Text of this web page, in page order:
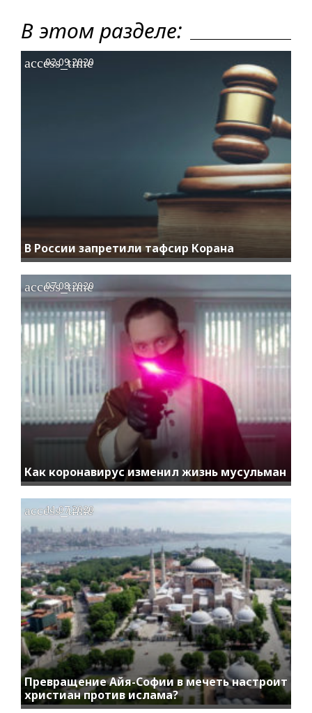
В этом разделе:
В России запретили тафсир Корана
access_time
02.09.2020
Как коронавирус изменил жизнь мусульман
access_time
07.08.2020
Превращение Айя-Софии в мечеть настроит
христиан против ислама?
access_time
11.07.2020